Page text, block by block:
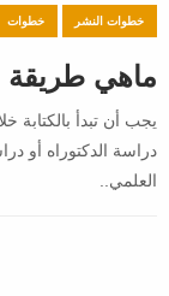
خطوات النشر خطوات
ماهي طريقة
يجب أن تبدأ بالكتابة
دراسة الدكتوراه أو
العلمي..